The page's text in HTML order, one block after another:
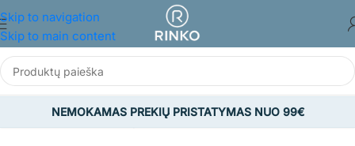
Skip to navigation
Skip to main content
NEMOKAMAS PREKIŲ PRISTATYMAS NUO 99€
IR BUIČIAI/Dekoro prekės /Veidrodžiai/ Sieniniai veidrodžiai